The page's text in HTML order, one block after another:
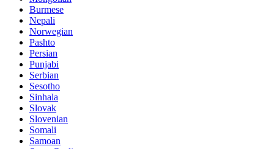
Burmese
Nepali
Norwegian
Pashto
Persian
Punjabi
Serbian
Sesotho
Sinhala
Slovak
Slovenian
Somali
Samoan